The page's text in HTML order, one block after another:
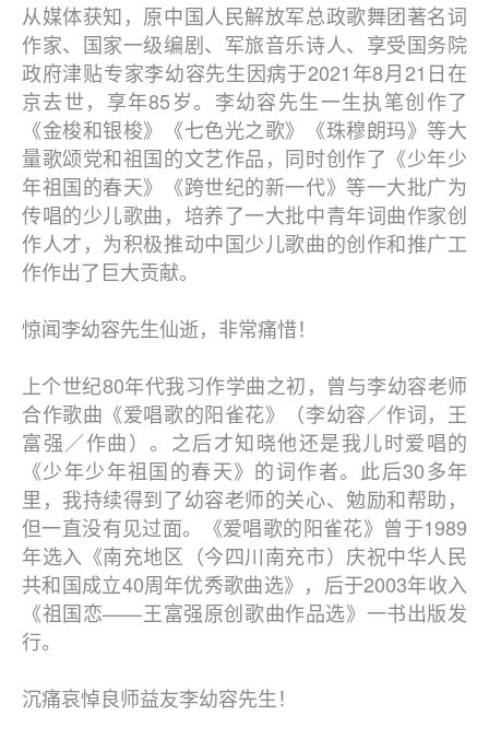
从媒体获知，原中国人民解放军总政歌舞团著名词
作家、国家一级编剧、军旅音乐诗人、享受国务院
政府津贴专家李幼容先生因病于2021年8月21日在
京去世，享年85岁。李幼容先生一生执笔创作了
《金梭和银梭》《七色光之歌》《珠穆朗玛》等大
量歌颂党和祖国的文艺作品，同时创作了《少年少
年祖国的春天》《跨世纪的新一代》等一大批广为
传唱的少儿歌曲，培养了一大批中青年词曲作家创
作人才，为积极推动中国少儿歌曲的创作和推广工
作作出了巨大贡献。
惊闻李幼容先生仙逝，非常痛惜！
上个世纪80年代我习作学曲之初，曾与李幼容老师
合作歌曲《爱唱歌的阳雀花》（李幼容／作词，王
富强／作曲）。之后才知晓他还是我儿时爱唱的
《少年少年祖国的春天》的词作者。此后30多年
里，我持续得到了幼容老师的关心、勉励和帮助，
但一直没有见过面。《爱唱歌的阳雀花》曾于1989
年选入《南充地区（今四川南充市）庆祝中华人民
共和国成立40周年优秀歌曲选》，后于2003年收入
《祖国恋——王富强原创歌曲作品选》一书出版发
行。
沉痛哀悼良师益友李幼容先生！